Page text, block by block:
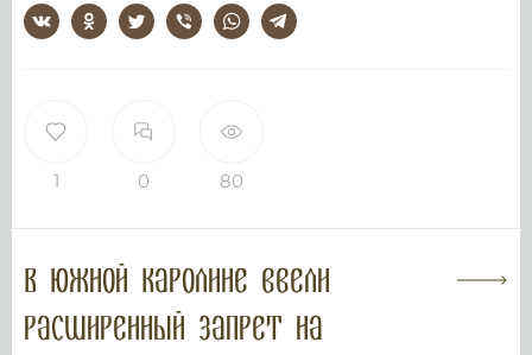
1 0 80
В Южной Каролине ввели
расширенный запрет на